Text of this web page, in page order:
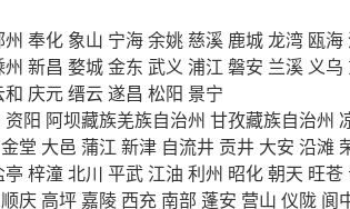
州 奉化 象山 宁海余姚 慈溪 鹿城龙湾 瓯海
州 新昌 婺城金东 武义 浦江 磐安 兰溪 义乌
和 庆元缙云遂昌 松阳 景宁
资阳 阿坝藏族羌族自治州 甘孜藏族自治州
金堂 大邑 蒲江 新津 自流井 贡井 大安 沿滩
亭 梓潼北川 平武 江油 利州 昭化朝天 旺苍
顺庆 高坪 嘉陵 西充 南部 蓬安 营山 仪陇 阆